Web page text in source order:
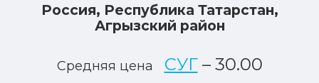
Россия, Республика Татарстан,
Агрызский район
Средняя цена СУГ– 30.00